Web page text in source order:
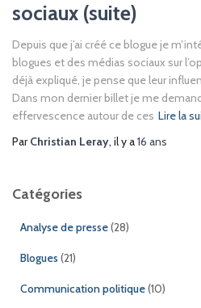
sociaux (suite)
Depuis que j’ai créé ce blogue je
blogues et des médias sociaux sur
déjà expliqué, je pense que leur
Dans mon dernier billet je me
effervescence autour de ces Lire la
ParChristian Leray, il y a16 ans
Catégories
Analyse de presse(28)
Blogues (21)
Communication politique(10)